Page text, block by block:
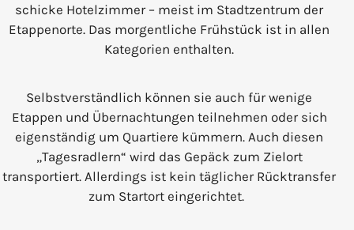
schicke Hotelzimmer – meist im Stadtzentrum der
Etappenorte. Das morgentliche Frühstück ist in allen
Kategorien enthalten.
Selbstverständlich können sie auch für wenige
Etappen und Übernachtungen teilnehmen oder sich
eigenständig um Quartiere kümmern. Auch diesen
„Tagesradlern“ wird das Gepäck zum Zielort
transportiert. Allerdings ist kein täglicher Rücktransfer
zum Startort eingerichtet.